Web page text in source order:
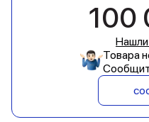
100
Товара